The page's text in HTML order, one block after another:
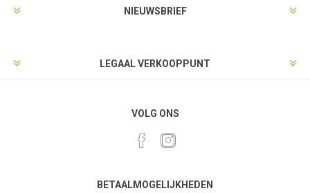
NIEUWSBRIEF
LEGAAL VERKOOPPUNT
VOLG ONS
BETAALMOGELIJKHEDEN